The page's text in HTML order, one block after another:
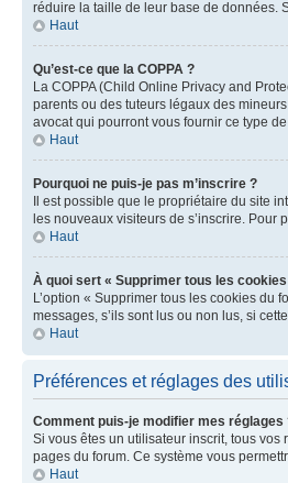
réduire la taille de leur base de données.
Haut
Qu’est-ce que la COPPA ?
La COPPA (Child Online Privacy and
parents ou des tuteurs légaux des
avocat qui pourront vous fournir ce type
Haut
Pourquoi ne puis-je pas m’inscrire ?
Il est possible que le propriétaire du site
les nouveaux visiteurs de s’inscrire. Pour
Haut
À quoi sert « Supprimer tous les
L’option « Supprimer tous les cookies du
messages, s’ils sont lus ou non lus, si
Haut
Préférences et réglages des
Comment puis-je modifier mes réglages
Si vous êtes un utilisateur inscrit, tous
pages du forum. Ce système vous
Haut